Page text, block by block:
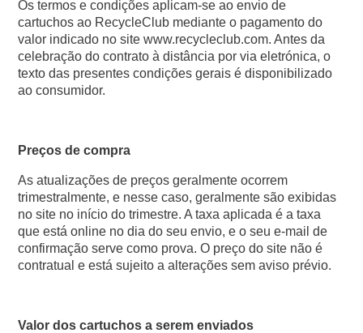
Os termos e condições aplicam-se ao envio de
cartuchos ao RecycleClub mediante o pagamento do
valor indicado no site www.recycleclub.com. Antes da
celebração do contrato à distância por via eletrónica, o
texto das presentes condições gerais é disponibilizado
ao consumidor.
Preços de compra
As atualizações de preços geralmente ocorrem
trimestralmente, e nesse caso, geralmente são exibidas
no site no início do trimestre. A taxa aplicada é a taxa
que está online no dia do seu envio, e o seu e-mail de
confirmação serve como prova. O preço do site não é
contratual e está sujeito a alterações sem aviso prévio.
Valor dos cartuchos a serem enviados